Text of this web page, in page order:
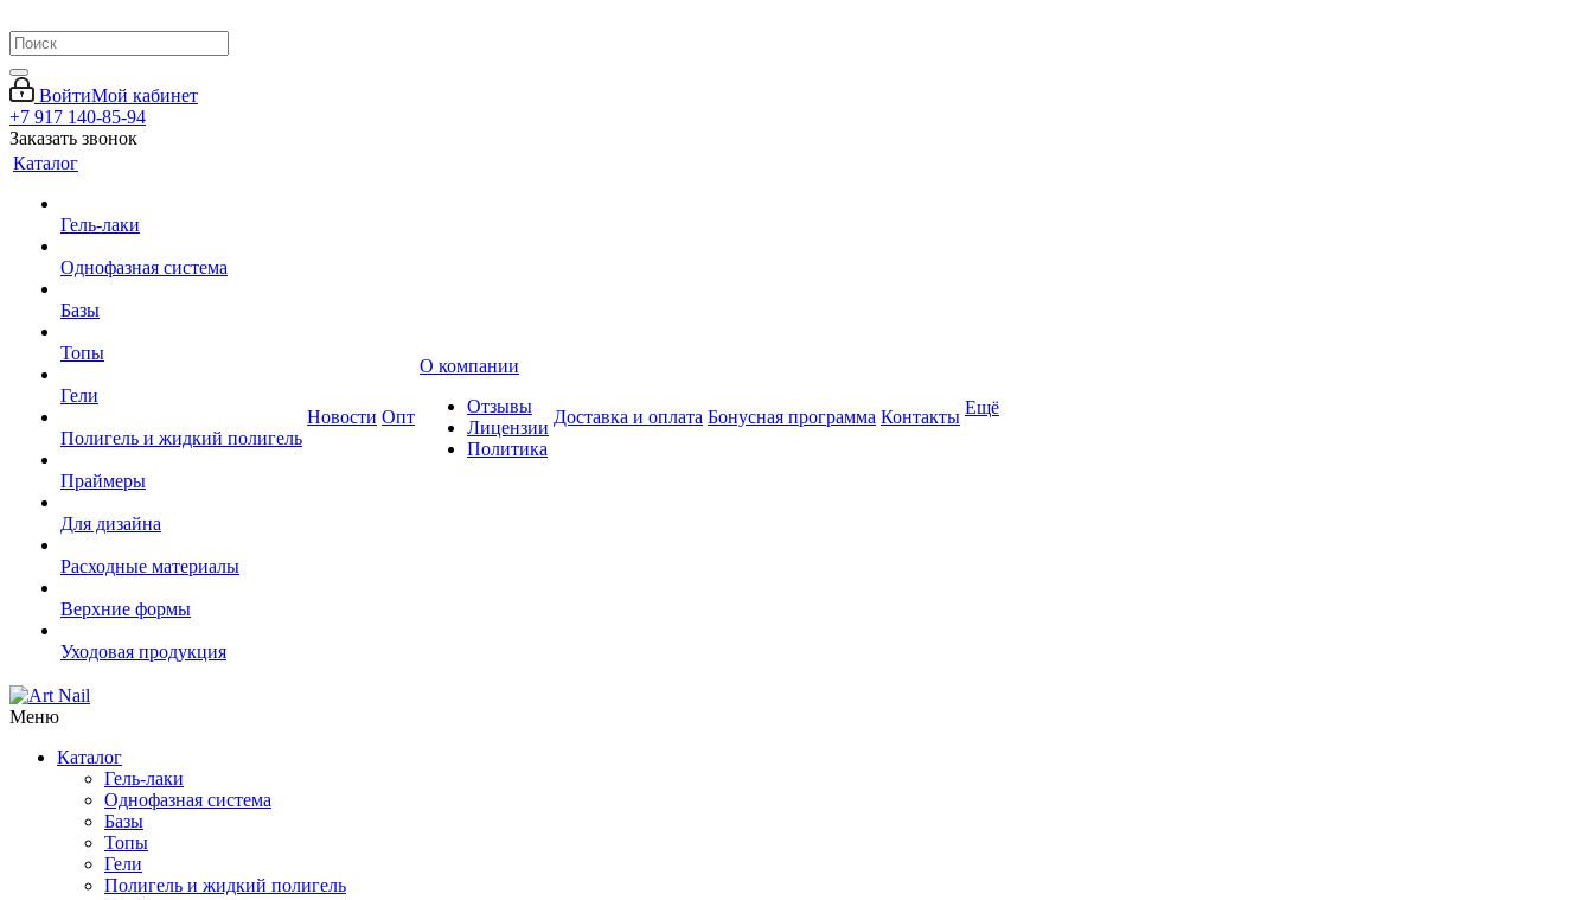
ВойтиМой кабинет
+7 917 140-85-94
Заказать звонок
Каталог
Гель-лаки
Однофазная система
Базы
Топы
Гели
Полигель и жидкий полигель
Праймеры
Для дизайна
Расходные материалы
Верхние формы
Уходовая продукция
Новости Опт
О компании
Отзывы
Лицензии
Политика
Доставка и оплата Бонусная программа Контакты Ещё
Меню
Каталог
Гель-лаки
Однофазная система
Базы
Топы
Гели
Полигель и жидкий полигель